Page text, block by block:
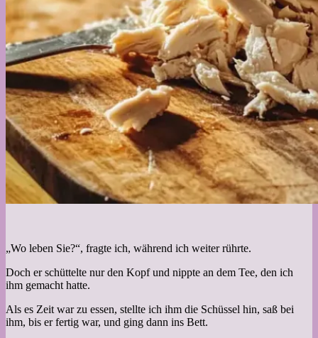
„Wo leben Sie?“, fragte ich, während ich weiter rührte.
Doch er schüttelte nur den Kopf und nippte an dem Tee, den ich
ihm gemacht hatte.
Als es Zeit war zu essen, stellte ich ihm die Schüssel hin, saß bei
ihm, bis er fertig war, und ging dann ins Bett.